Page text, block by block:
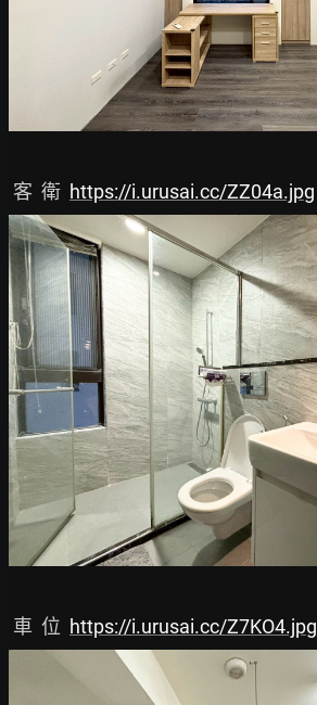
客  衛 https://i.urusai.cc/ZZ04a.jpg
車  位 https://i.urusai.cc/Z7KO4.jpg